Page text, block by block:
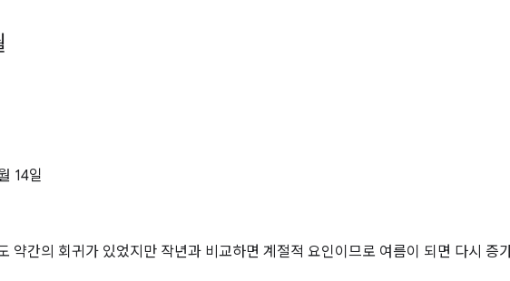
14일
약간의 회귀가 있었지만 작년과 비교하면 계절적 요인이므로 여름이 되면 다시 증